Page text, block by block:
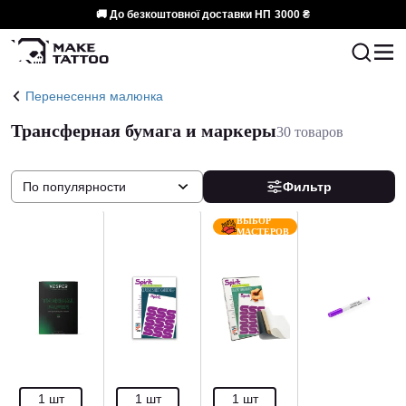
🚚 До безкоштовної доставки НП 3000 ₴
Перенесення малюнка
Трансферная бумага и маркеры30 товаров
Фильтр
По популярности
1 шт
1 шт
ВЫБОР
МАСТЕРОВ
1 шт